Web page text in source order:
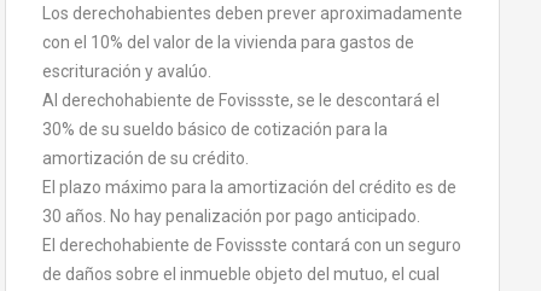
Los derechohabientes deben prever aproximadamente
con el 10% del valor de la vivienda para gastos de
escrituración y avalúo.
Al derechohabiente de Fovissste, se le descontará el
30% de su sueldo básico de cotización para la
amortización de su crédito.
El plazo máximo para la amortización del crédito es de
30 años. No hay penalización por pago anticipado.
El derechohabiente de Fovissste contará con un seguro
de daños sobre el inmueble objeto del mutuo, el cual